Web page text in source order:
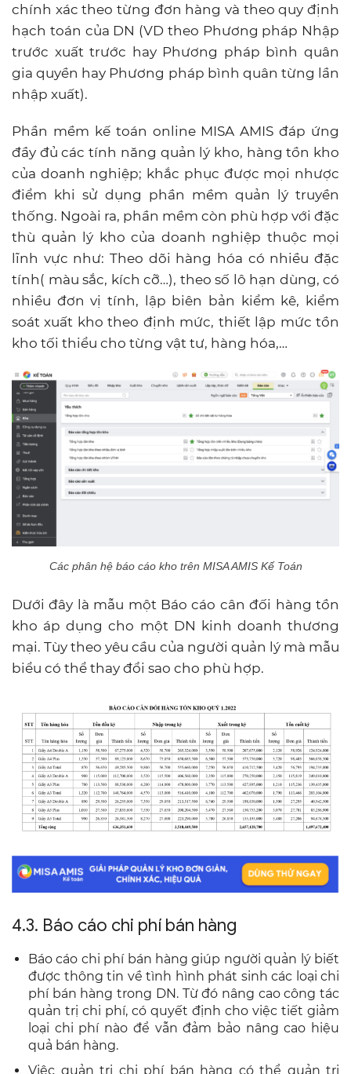
chính xác theo từng đơn hàng và theo quy định
hạch toán của DN (VD theo Phương pháp Nhập
trước xuất trước hay Phương pháp bình quân
gia quyền hay Phương pháp bình quân từng lần
nhập xuất).
Phần mềm kế toán online MISA AMIS đáp ứng
đầy đủ các tính năng quản lý kho, hàng tồn kho
của doanh nghiệp; khắc phục được mọi nhược
điểm khi sử dụng phần mềm quản lý truyền
thống. Ngoài ra, phần mềm còn phù hợp với đặc
thù quản lý kho của doanh nghiệp thuộc mọi
lĩnh vực như: Theo dõi hàng hóa có nhiều đặc
tính( màu sắc, kích cỡ…), theo số lô hạn dùng, có
nhiều đơn vị tính, lập biên bản kiểm kê, kiểm
soát xuất kho theo định mức, thiết lập mức tồn
kho tối thiểu cho từng vật tư, hàng hóa,…
Các phân hệ báo cáo kho trên MISA AMIS Kế Toán
Dưới đây là mẫu một Báo cáo cân đối hàng tồn
kho áp dụng cho một DN kinh doanh thương
mại. Tùy theo yêu cầu của người quản lý mà mẫu
biểu có thể thay đổi sao cho phù hợp.
4.3. Báo cáo chi phí bán hàng
Báo cáo chi phí bán hàng giúp người quản lý biết
được thông tin về tình hình phát sinh các loại chi
phí bán hàng trong DN. Từ đó nâng cao công tác
quản trị chi phí, có quyết định cho việc tiết giảm
loại chi phí nào để vẫn đảm bảo nâng cao hiệu
quả bán hàng.
Việc quản trị chi phí bán hàng có thể quản trị